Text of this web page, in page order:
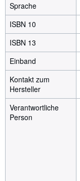
Sprache
ISBN 10
ISBN 13
Einband
Kontakt zum
Hersteller
Verantwortliche
Person